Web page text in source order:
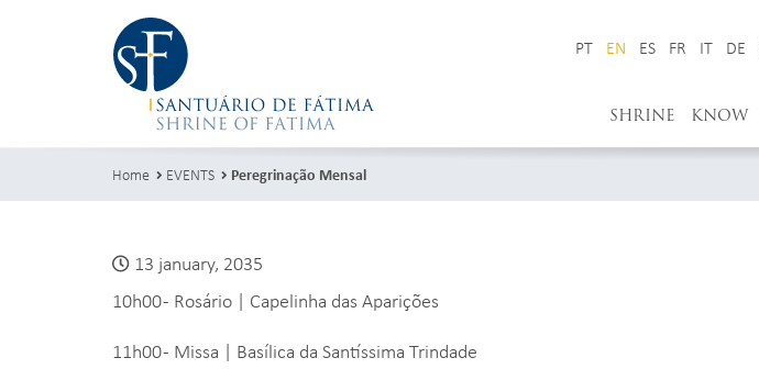
PT EN ES FR IT DE
SHRINE KNOW
Home EVENTS Peregrinação Mensal
13 january, 2035
10h00 - Rosário | Capelinha das Aparições
11h00 - Missa | Basílica da Santíssima Trindade